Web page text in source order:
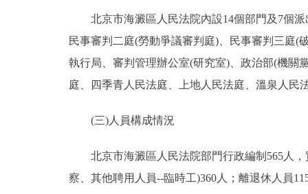
北京市海澱區人民法院內設14個部門及7個派
民事審判二庭(勞動爭議審判庭)、民事審判三庭(
執行局、審判管理辦公室(研究室)、政治部(機關
庭、四季青人民法庭、上地人民法庭、溫泉人民
(三)人員構成情況
北京市海澱區人民法院部門行政編制565人，
察、其他聘用人員--臨時工)360人；離退休人員